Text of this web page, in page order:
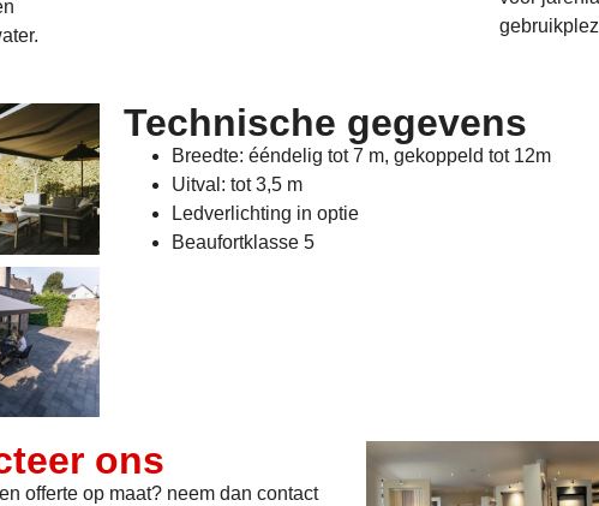
Technische gegevens
Breedte: ééndelig tot 7 m, gekoppeld tot 12m
Uitval: tot 3,5 m
Ledverlichting in optie
Beaufortklasse 5
ons
offerte op maat? neem dan contact